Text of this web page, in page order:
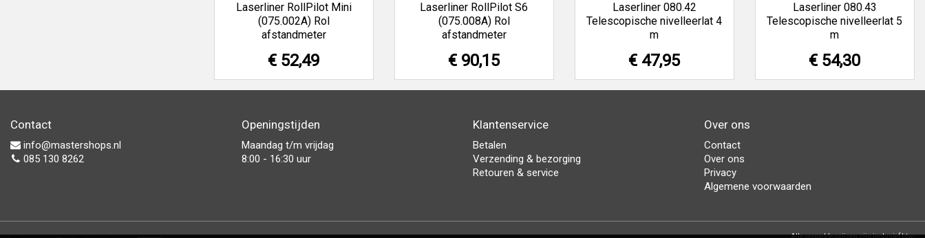
Laserliner RollPilot Mini
(075.002A) Rol
afstandmeter
€ 52,49
Laserliner RollPilot S6
(075.008A) Rol
afstandmeter
€ 90,15
Laserliner 080.42
Telescopische nivelleerlat 4
m
€ 47,95
Laserliner 080.43
Telescopische nivelleerlat 5
m
€ 54,30
Contact
info@mastershops.nl
085 130 8262
Openingstijden
Maandag t/m vrijdag
8:00 - 16:30 uur
Klantenservice
Betalen
Verzending & bezorging
Retouren & service
Over ons
Contact
Over ons
Privacy
Algemene voorwaarden
Alle vermelde prijzen zijn inclusief btw.